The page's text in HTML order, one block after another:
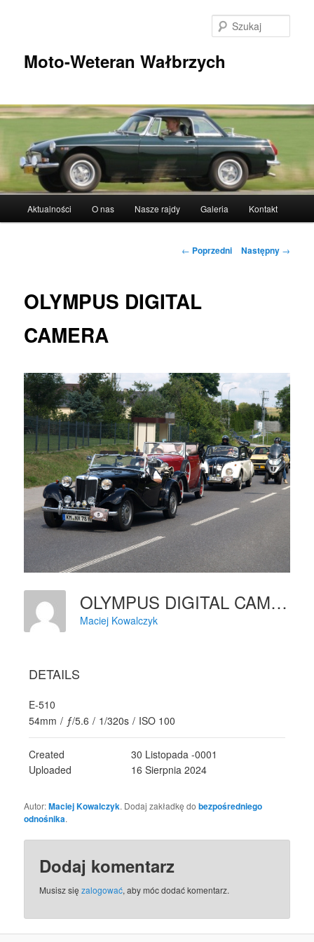
Moto-Weteran Wałbrzych
Aktualności O nas Nasze rajdy Galeria Kontakt
Nawigacja
← Poprzedni Następny →
OLYMPUS DIGITAL
CAMERA
OLYMPUS DIGITAL CAMERA
Maciej Kowalczyk
DETAILS
E-510
54mm / ƒ/5.6 / 1/320s / ISO 100
Created
30 Listopada -0001
Uploaded
16 Sierpnia 2024
Autor:Maciej Kowalczyk. Dodaj zakładkę dobezpośredniego
odnośnika.
Dodaj komentarz
Musisz sięzalogować, aby móc dodać komentarz.